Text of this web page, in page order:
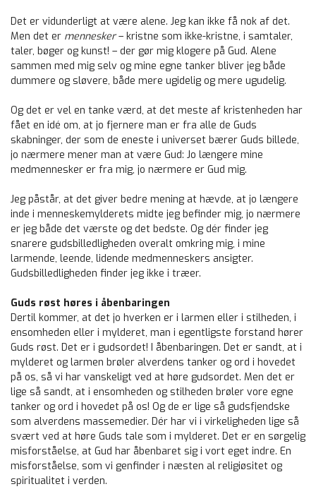
Det er vidunderligt at være alene. Jeg kan ikke få nok af det.
Men det er mennesker– kristne som ikke-kristne, i samtaler,
taler, bøger og kunst! – der gør mig klogere på Gud. Alene
sammen med mig selv og mine egne tanker bliver jeg både
dummere og sløvere, både mere ugidelig og mere ugudelig.
Og det er vel en tanke værd, at det meste af kristenheden har
fået en idé om, at jo fjernere man er fra alle de Guds
skabninger, der som de eneste i universet bærer Guds billede,
jo nærmere mener man at være Gud: Jo længere mine
medmennesker er fra mig, jo nærmere er Gud mig.
Jeg påstår, at det giver bedre mening at hævde, at jo længere
inde i menneskemylderets midte jeg befinder mig, jo nærmere
er jeg både det værste og det bedste. Og dér finder jeg
snarere gudsbilledligheden overalt omkring mig, i mine
larmende, leende, lidende medmenneskers ansigter.
Gudsbilledligheden finder jeg ikke i træer.
Guds røst høres i åbenbaringen
Dertil kommer, at det jo hverken er i larmen eller i stilheden, i
ensomheden eller i mylderet, man i egentligste forstand hører
Guds røst. Det er i gudsordet! I åbenbaringen. Det er sandt, at i
mylderet og larmen brøler alverdens tanker og ord i hovedet
på os, så vi har vanskeligt ved at høre gudsordet. Men det er
lige så sandt, at i ensomheden og stilheden brøler vore egne
tanker og ord i hovedet på os! Og de er lige så gudsfjendske
som alverdens massemedier. Dér har vi i virkeligheden lige så
svært ved at høre Guds tale som i mylderet. Det er en sørgelig
misforståelse, at Gud har åbenbaret sig i vort eget indre. En
misforståelse, som vi genfinder i næsten al religiøsitet og
spiritualitet i verden.